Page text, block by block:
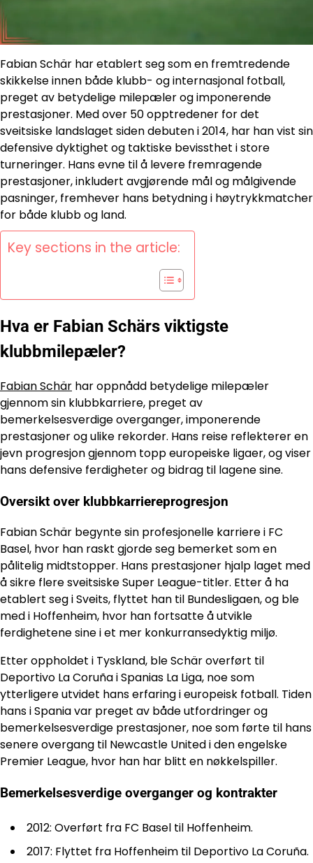
Fabian Schär har etablert seg som en fremtredende
skikkelse innen både klubb- og internasjonal fotball,
preget av betydelige milepæler og imponerende
prestasjoner. Med over 50 opptredener for det
sveitsiske landslaget siden debuten i 2014, har han vist sin
defensive dyktighet og taktiske bevissthet i store
turneringer. Hans evne til å levere fremragende
prestasjoner, inkludert avgjørende mål og målgivende
pasninger, fremhever hans betydning i høytrykkmatcher
for både klubb og land.
Key sections in the article:
Hva er Fabian Schärs viktigste
klubbmilepæler?
Fabian Schär har oppnådd betydelige milepæler
gjennom sin klubbkarriere, preget av
bemerkelsesverdige overganger, imponerende
prestasjoner og ulike rekorder. Hans reise reflekterer en
jevn progresjon gjennom topp europeiske ligaer, og viser
hans defensive ferdigheter og bidrag til lagene sine.
Oversikt over klubbkarriereprogresjon
Fabian Schär begynte sin profesjonelle karriere i FC
Basel, hvor han raskt gjorde seg bemerket som en
pålitelig midtstopper. Hans prestasjoner hjalp laget med
å sikre flere sveitsiske Super League-titler. Etter å ha
etablert seg i Sveits, flyttet han til Bundesligaen, og ble
med i Hoffenheim, hvor han fortsatte å utvikle
ferdighetene sine i et mer konkurransedyktig miljø.
Etter oppholdet i Tyskland, ble Schär overført til
Deportivo La Coruña i Spanias La Liga, noe som
ytterligere utvidet hans erfaring i europeisk fotball. Tiden
hans i Spania var preget av både utfordringer og
bemerkelsesverdige prestasjoner, noe som førte til hans
senere overgang til Newcastle United i den engelske
Premier League, hvor han har blitt en nøkkelspiller.
Bemerkelsesverdige overganger og kontrakter
2012: Overført fra FC Basel til Hoffenheim.
2017: Flyttet fra Hoffenheim til Deportivo La Coruña.